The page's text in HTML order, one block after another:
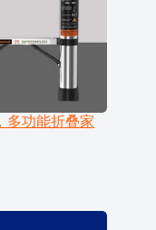
多功能折叠家